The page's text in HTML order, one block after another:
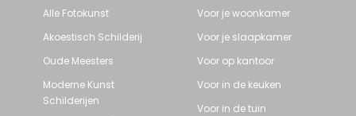
Alle Fotokunst
Akoestisch Schilderij
Oude Meesters
Moderne Kunst
Schilderijen
Voor je woonkamer
Voor je slaapkamer
Voor op kantoor
Voor in de keuken
Voor in de tuin